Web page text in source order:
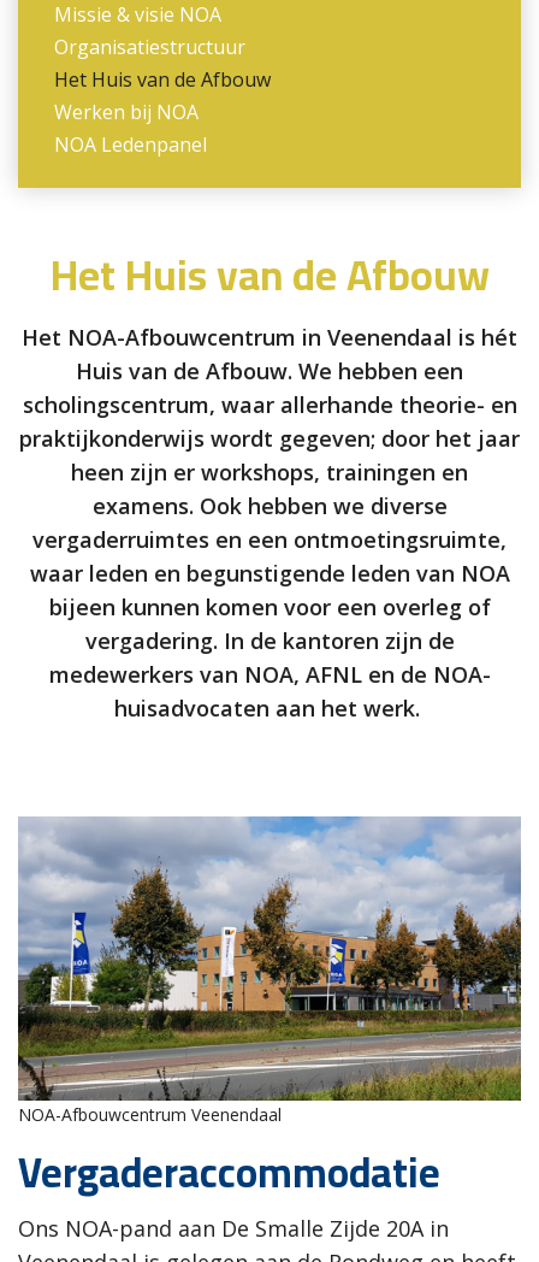
Missie & visie NOA
Organisatiestructuur
Het Huis van de Afbouw
Werken bij NOA
NOA Ledenpanel
Het Huis van de Afbouw
Het NOA-Afbouwcentrum in Veenendaal is hét
Huis van de Afbouw. We hebben een
scholingscentrum, waar allerhande theorie- en
praktijkonderwijs wordt gegeven; door het jaar
heen zijn er workshops, trainingen en
examens. Ook hebben we diverse
vergaderruimtes en een ontmoetingsruimte,
waar leden en begunstigende leden van NOA
bijeen kunnen komen voor een overleg of
vergadering. In de kantoren zijn de
medewerkers van NOA, AFNL en de NOA-
huisadvocaten aan het werk.
NOA-Afbouwcentrum Veenendaal
Vergaderaccommodatie
Ons NOA-pand aan De Smalle Zijde 20A in